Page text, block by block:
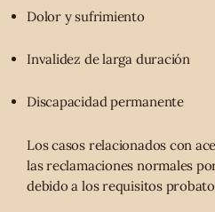
Dolor y sufrimiento
Invalidez de larga duración
Discapacidad permanente
Los casos relacionados con
las reclamaciones normales
debido a los requisitos